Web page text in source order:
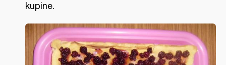
kupine.